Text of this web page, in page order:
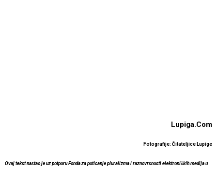
Lupiga.Com
Fotografije: Čitateljice Lupige
Ovaj tekst nastao je uz potporu Fonda za poticanje pluralizma i raznovrsnosti elektroničkih medija u